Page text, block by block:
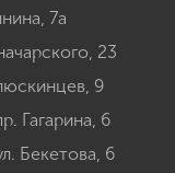
7а
23
9
Гагарина, 6
Бекетова, 6